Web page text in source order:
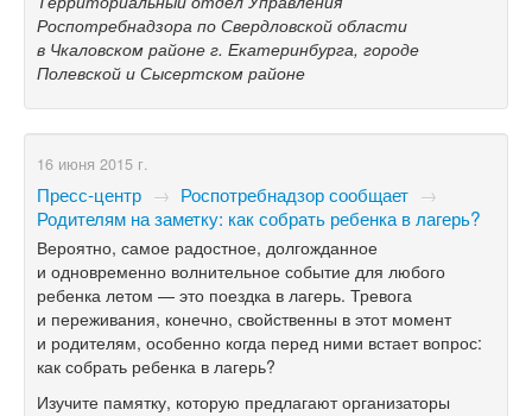
Роспотребнадзора по Свердловской области
в Чкаловском районе г. Екатеринбурга, городе
Полевской и Сысертском районе
16 июня 2015 г.
Пресс-центр → Роспотребнадзор сообщает →
Родителям на заметку: как собрать ребенка в лагерь?
Вероятно, самое радостное, долгожданное
и одновременно волнительное событие для любого
ребенка летом — это поездка в лагерь. Тревога
и переживания, конечно, свойственны в этот момент
и родителям, особенно когда перед ними встает вопрос:
как собрать ребенка в лагерь?
Изучите памятку, которую предлагают организаторы